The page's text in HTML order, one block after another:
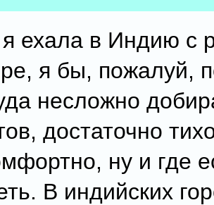
ехала в Индию с
я бы, пожалуй,
несложно
достаточно
ну и где
В индийских